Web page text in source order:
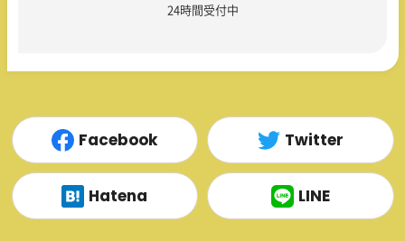
24時間受付中
Facebook Twitter
Hatena LINE